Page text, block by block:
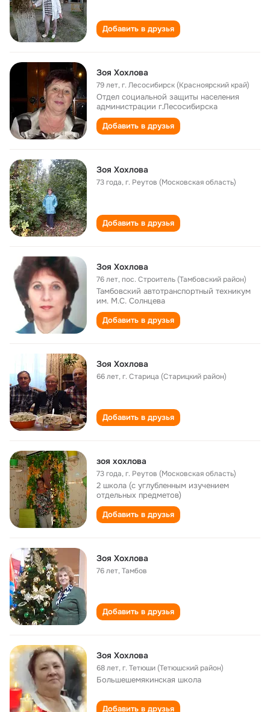
Добавить в друзья
Зоя Хохлова
79 лет,г. Лесосибирск (Красноярский край)
Отдел социальной защиты населения
администрации г.Лесосибирска
Добавить в друзья
Зоя Хохлова
73 года,г. Реутов (Московская область)
Добавить в друзья
Зоя Хохлова
76 лет,пос. Строитель (Тамбовский район)
Тамбовский автотранспортный техникум
им. М.С. Солнцева
Добавить в друзья
Зоя Хохлова
66 лет,г. Старица (Старицкий район)
Добавить в друзья
зоя хохлова
73 года,г. Реутов (Московская область)
2 школа (с углубленным изучением
отдельных предметов)
Добавить в друзья
Зоя Хохлова
76 лет,Тамбов
Добавить в друзья
Зоя Хохлова
68 лет,г. Тетюши (Тетюшский район)
Большешемякинская школа
Добавить в друзья